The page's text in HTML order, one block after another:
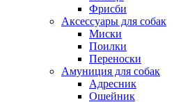
Фрисби
Аксессуары для собак
Миски
Поилки
Переноски
Амуниция для собак
Адресник
Ошейник